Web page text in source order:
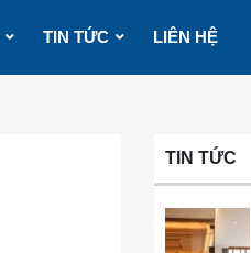
TIN TỨC LIÊN HỆ
TIN TỨC